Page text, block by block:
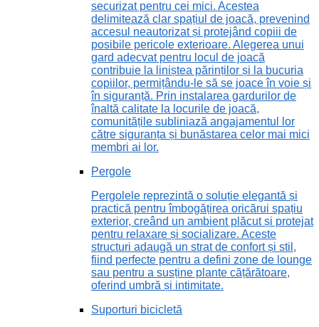
securizat pentru cei mici. Acestea
delimitează clar spațiul de joacă, prevenind
accesul neautorizat și protejând copiii de
posibile pericole exterioare. Alegerea unui
gard adecvat pentru locul de joacă
contribuie la liniștea părinților și la bucuria
copiilor, permițându-le să se joace în voie și
în siguranță. Prin instalarea gardurilor de
înaltă calitate la locurile de joacă,
comunitățile subliniază angajamentul lor
către siguranța și bunăstarea celor mai mici
membri ai lor.
Pergole
Pergolele reprezintă o soluție elegantă și
practică pentru îmbogățirea oricărui spațiu
exterior, creând un ambient plăcut și protejat
pentru relaxare și socializare. Aceste
structuri adaugă un strat de confort și stil,
fiind perfecte pentru a defini zone de lounge
sau pentru a susține plante cățărătoare,
oferind umbră și intimitate.
Suporturi bicicletă